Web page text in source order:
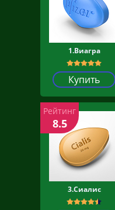
1.Виагра
Купить
3.Сиалис
Рейтинг
8.5